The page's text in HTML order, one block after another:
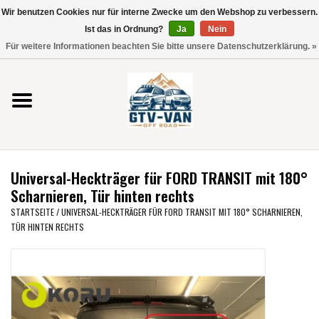
Verwende
die
nach
oben
und
unten,
verfügbare
Ergebnis
auszuwählen.
zum
Vito / V-Klasse 447
Viano /Vito 639
VW T7 2025
VW T6
VW CRAFTER / MAN TGE
Universal-Heckträger für FORD TRANSIT mit 180°
Scharnieren, Tür hinten rechts
STARTSEITE/UNIVERSAL-HECKTRÄGER FÜR FORD TRANSIT MIT 180° SCHARNIEREN,
TÜR HINTEN RECHTS
Wir benutzen Cookies nur für interne Zwecke um den Webshop zu verbessern.
Ist das in Ordnung?
Ja
Nein
Für weitere Informationen beachten Sie bitte unsere Datenschutzerklärung. »